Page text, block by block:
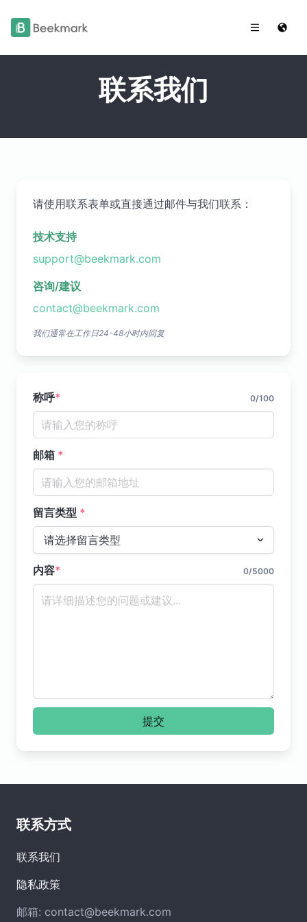
联系我们
请使用联系表单或直接通过邮件与我们联系：
技术支持
support@beekmark.com
咨询/建议
contact@beekmark.com
我们通常在工作日24-48小时内回复
称呼* 0/100
邮箱 *
留言类型 *
请选择留言类型
内容* 0/5000
提交
联系方式
联系我们
隐私政策
邮箱: contact@beekmark.com